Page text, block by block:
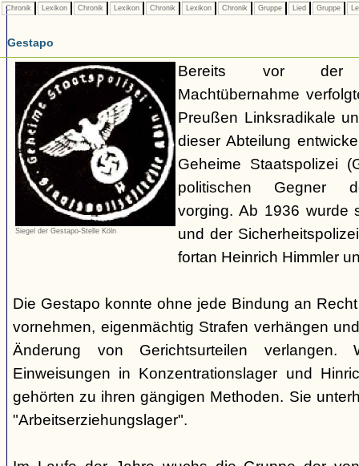
Chronik Lexikon Chronik Lexikon Chronik Lexikon Chronik Gruppe Lied Gruppe
Gestapo
Siegel der Gestapo-Stelle Köln
Bereits vor der
Machtübernahme
Preußen Linksradikale
dieser Abteilung
Geheime Staatspolizei
politischen Gegner
vorging. Ab 1936 wurde
und der
fortan Heinrich Himmler
Die Gestapo konnte ohne jede Bindung an
vornehmen, eigenmächtig Strafen verhängen
Änderung von Gerichtsurteilen verlangen.
Einweisungen in Konzentrationslager und
gehörten zu ihren gängigen Methoden. Sie
"Arbeitserziehungslager".